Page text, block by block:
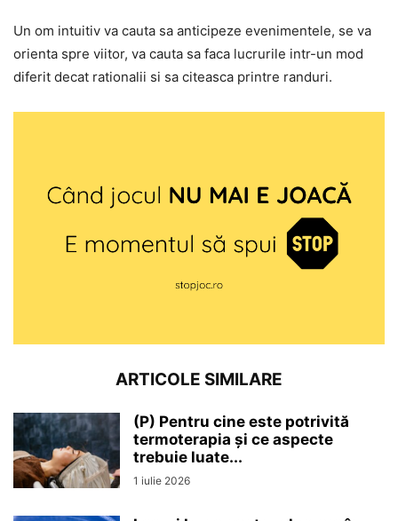
Un om intuitiv va cauta sa anticipeze evenimentele, se va
orienta spre viitor, va cauta sa faca lucrurile intr-un mod
diferit decat rationalii si sa citeasca printre randuri.
ARTICOLE SIMILARE
(P) Pentru cine este potrivită
termoterapia și ce aspecte
trebuie luate...
1 iulie 2026